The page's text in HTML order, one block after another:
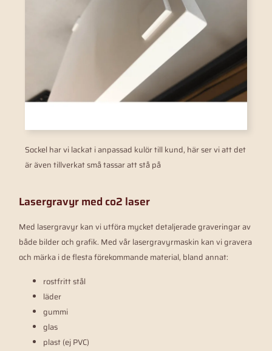
Sockel har vi lackat i anpassad kulör till kund, här ser vi att det
är även tillverkat små tassar att stå på
Lasergravyr med co2 laser
Med lasergravyr kan vi utföra mycket detaljerade graveringar av
både bilder och grafik. Med vår lasergravyrmaskin kan vi gravera
och märka i de flesta förekommande material, bland annat:
rostfritt stål
läder
gummi
glas
plast (ej PVC)